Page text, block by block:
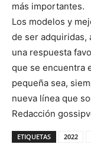
más importantes.
Los modelos y
de ser adquiridas,
una respuesta
que se encuentra
pequeña sea,
nueva línea que
Redacción
ETIQUETAS 2022